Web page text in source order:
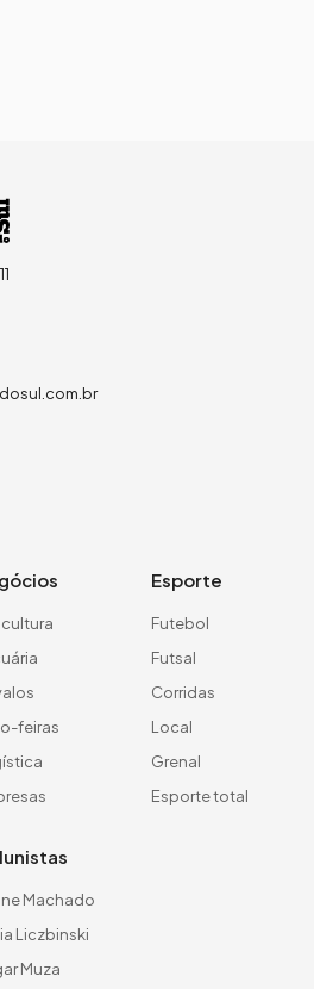
feiras
Esporte
Futebol
Futsal
Corridas
Local
Grenal
Esporte total
Machado
Liczbinski
Muza